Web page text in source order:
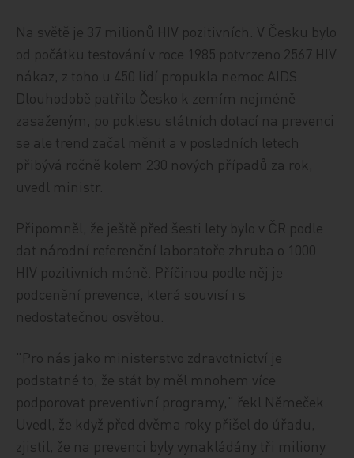
Na světě je 37 milionů HIV pozitivních. V Česku bylo
od počátku testování v roce 1985 potvrzeno 2567 HIV
nákaz, z toho u 450 lidí propukla nemoc AIDS.
Dlouhodobě patřilo Česko k zemím nejméně
zasaženým, po poklesu státních dotací na prevenci
se ale trend začal měnit a v posledních letech
přibývá ročně kolem 230 nových případů za rok,
uvedl ministr.
Připomněl, že ještě před šesti lety bylo v ČR podle
dat národní referenční laboratoře zhruba o 1000
HIV pozitivních méně. Příčinou podle něj je
podcenění prevence, která souvisí i s
nedostatečnou osvětou.
"Pro nás jako ministerstvo zdravotnictví je
podstatné to, že stát by měl mnohem více
podporovat preventivní programy," řekl Němeček.
Uvedl, že když před dvěma roky přišel do úřadu,
zjistil, že na prevenci byly vynakládány tři miliony